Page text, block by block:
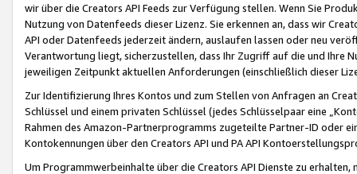
wir über die Creators API Feeds zur Verfügung stellen. Wenn Sie
Nutzung von Datenfeeds dieser Lizenz. Sie erkennen an, dass wir
API oder Datenfeeds jederzeit ändern, auslaufen lassen oder neu
Verantwortung liegt, sicherzustellen, dass Ihr Zugriff auf die und Ihre
jeweiligen Zeitpunkt aktuellen Anforderungen (einschließlich dieser
Zur Identifizierung Ihres Kontos und zum Stellen von Anfragen an
Schlüssel und einem privaten Schlüssel (jedes Schlüsselpaar eine
Rahmen des Amazon-Partnerprogramms zugeteilte Partner-ID oder
Kontokennungen über den Creators API und PA API
Um Programmwerbeinhalte über die Creators API Dienste zu